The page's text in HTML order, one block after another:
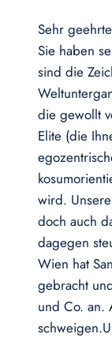
Sehr
Sie haben
sind die
die gewollt
Elite (die
wird.
doch auch
dagegen
Wien hat
gebracht
und Co. an.